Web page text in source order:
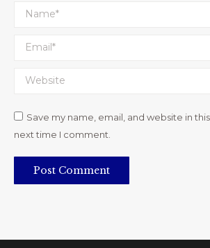
Name *
Email *
Website
Save my name, email, and website in
next time I comment.
Post Comment